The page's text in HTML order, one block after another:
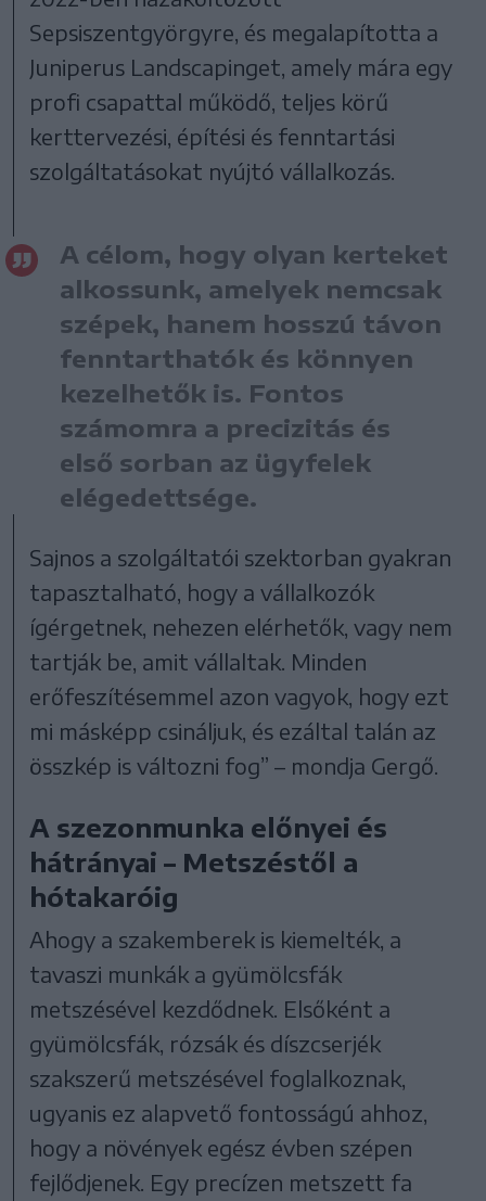
Sepsiszentgyörgyre, és megalapította a
Juniperus Landscapinget, amely mára egy
profi csapattal működő, teljes körű
kerttervezési, építési és fenntartási
szolgáltatásokat nyújtó vállalkozás.
A célom, hogy olyan kerteket
alkossunk, amelyek nemcsak
szépek, hanem hosszú távon
fenntarthatók és könnyen
kezelhetők is. Fontos
számomra a precizitás és
első sorban az ügyfelek
elégedettsége.
Sajnos a szolgáltatói szektorban gyakran
tapasztalható, hogy a vállalkozók
ígérgetnek, nehezen elérhetők, vagy nem
tartják be, amit vállaltak. Minden
erőfeszítésemmel azon vagyok, hogy ezt
mi másképp csináljuk, és ezáltal talán az
összkép is változni fog” – mondja Gergő.
A szezonmunka előnyei és
hátrányai – Metszéstől a
hótakaróig
Ahogy a szakemberek is kiemelték, a
tavaszi munkák a gyümölcsfák
metszésével kezdődnek. Elsőként a
gyümölcsfák, rózsák és díszcserjék
szakszerű metszésével foglalkoznak,
ugyanis ez alapvető fontosságú ahhoz,
hogy a növények egész évben szépen
fejlődjenek. Egy precízen metszett fa